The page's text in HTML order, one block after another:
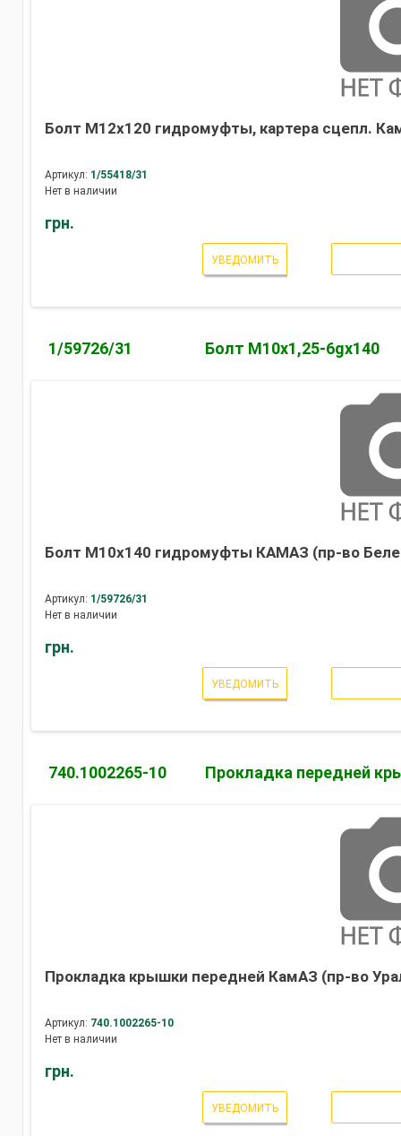
Болт М12х120 гидромуфты, картера сцепл.
Артикул: 1/55418/31
Нет в наличии
грн.
УВЕДОМИТЬ
1/59726/31 Болт М10х1,25-6gх140
Болт М10х140 гидромуфты КАМАЗ (пр-во
Артикул: 1/59726/31
Нет в наличии
грн.
УВЕДОМИТЬ
740.1002265-10 Прокладка передней
Прокладка крышки передней КамАЗ (пр-во
Артикул: 740.1002265-10
Нет в наличии
грн.
УВЕДОМИТЬ